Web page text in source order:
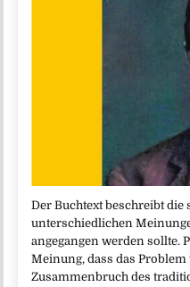
Der Buchtext beschreibt die
unterschiedlichen
angegangen werden sollte.
Meinung, dass das
Zusammenbruch des